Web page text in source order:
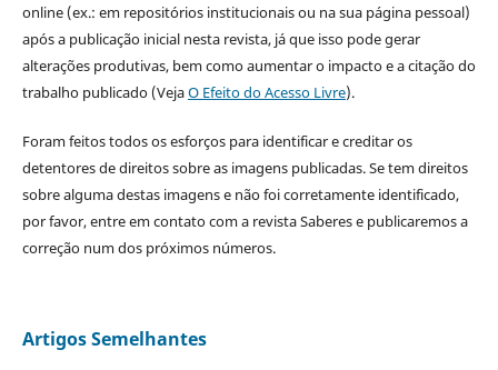
online (ex.: em repositórios institucionais ou na sua página pessoal)
após a publicação inicial nesta revista, já que isso pode gerar
alterações produtivas, bem como aumentar o impacto e a citação do
trabalho publicado (VejaO Efeito do Acesso Livre).
Foram feitos todos os esforços para identificar e creditar os
detentores de direitos sobre as imagens publicadas. Se tem direitos
sobre alguma destas imagens e não foi corretamente identificado,
por favor, entre em contato com a revista Saberes e publicaremos a
correção num dos próximos números.
Artigos Semelhantes